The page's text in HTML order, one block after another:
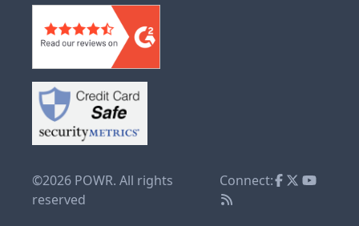
©2026 POWR. All rights
reserved
Connect: